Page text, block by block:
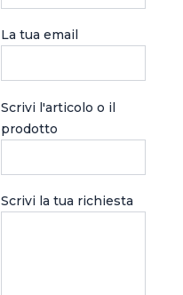
La tua email
Scrivi l'articolo o il
prodotto
Scrivi la tua richiesta